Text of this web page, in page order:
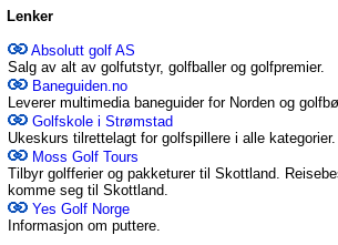
Lenker
Absolutt golf AS
Salg av alt av golfutstyr, golfballer og golfpremier.
Baneguiden.no
Leverer multimedia baneguider for Norden og
Golfskole i Strømstad
Ukeskurs tilrettelagt for golfspillere i alle
Moss Golf Tours
Tilbyr golfferier og pakketurer til Skottland.
komme seg til Skottland.
Yes Golf Norge
Informasjon om puttere.